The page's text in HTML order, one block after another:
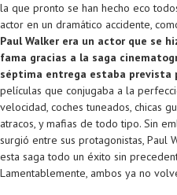
la que pronto se han hecho eco
actor en un dramático accidente,
Paul Walker era un actor que se
fama gracias a la saga
séptima entrega estaba prevista
películas que conjugaba a la
velocidad, coches tuneados, chicas
atracos, y mafias de todo tipo. Sin
surgió entre sus protagonistas, Paul
esta saga todo un éxito sin
Lamentablemente, ambos ya no